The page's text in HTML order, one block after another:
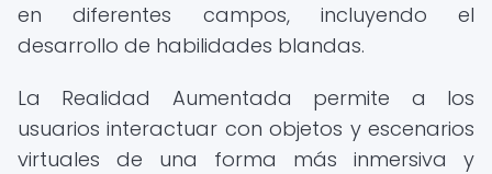
en diferentes campos, incluyendo el
desarrollo de habilidades blandas.
La Realidad Aumentada permite a los
usuarios interactuar con objetos y escenarios
virtuales de una forma más inmersiva y